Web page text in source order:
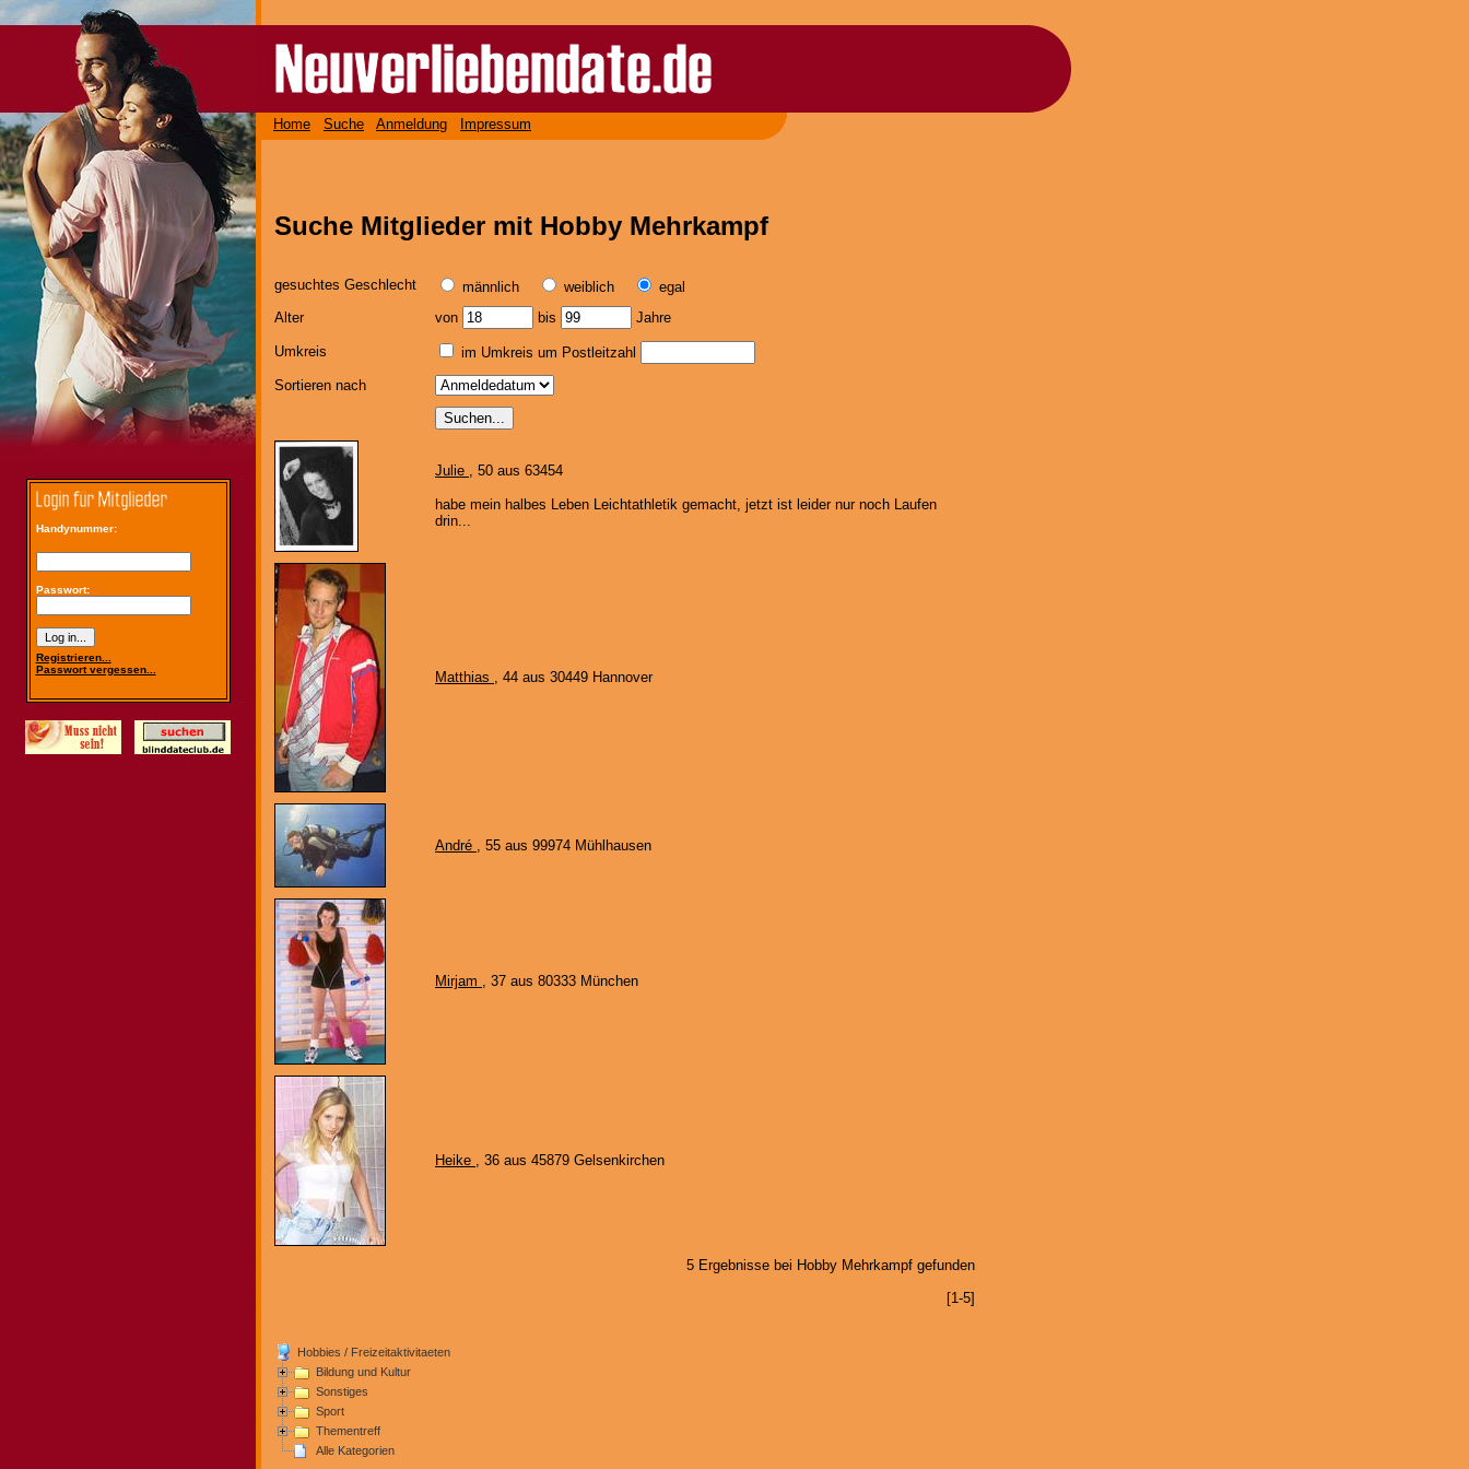
Handynummer:
Passwort:
Registrieren...
Passwort vergessen...
Home Suche Anmeldung Impressum
Suche Mitglieder mit Hobby Mehrkampf
gesuchtes Geschlecht männlich weiblich
egal
Alter
von bis Jahre
Umkreis
im Umkreis um Postleitzahl
Sortieren nach
Julie , 50 aus 63454
habe mein halbes Leben Leichtathletik gemacht, jetzt ist leider nur noch Laufen
drin...
Matthias , 44 aus 30449 Hannover
André , 55 aus 99974 Mühlhausen
Mirjam , 37 aus 80333 München
Heike , 36 aus 45879 Gelsenkirchen
5 Ergebnisse bei Hobby Mehrkampf gefunden
[1-5]
Hobbies / Freizeitaktivitaeten
Bildung und Kultur
Sonstiges
Sport
Thementreff
Alle Kategorien